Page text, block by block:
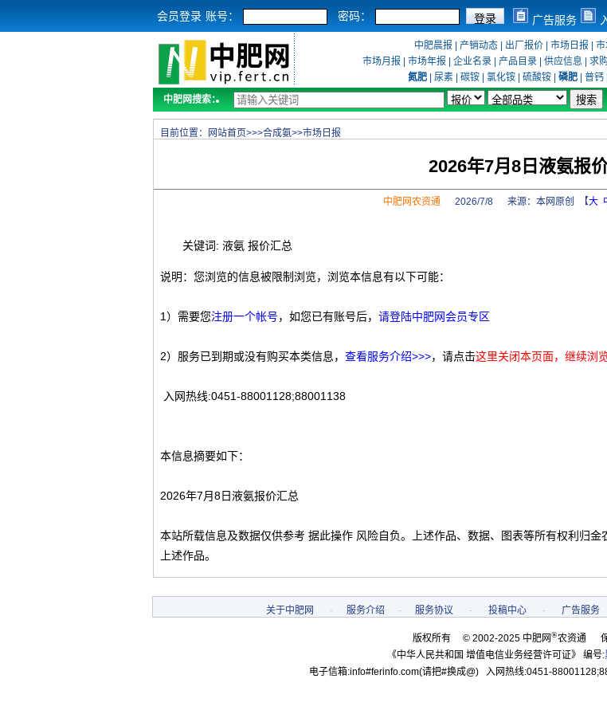
会员登录 账号： 密码： 广告服务
中肥晨报 产销动态| 出厂报价| 市场日报 市
市场月报
市场年报 企业名录 产品目录 供应信息 求
氮肥
尿素 碳铵 氯化铵 硫酸铵 磷肥 普钙
中肥网搜索：
目前位置： 网站首页>>>合成氨>>市场日报
2026年7月8日液氨报
中肥网农资通2026/7/8 来源： 本网原创 【大
关键词: 液氨 报价汇总
说明：您浏览的信息被限制浏览，浏览本信息有以下可能：
1）需要您注册一个帐号，如您已有账号后， 请登陆中肥网会员专区
2）服务已到期或没有购买本类信息， 查看服务介绍>>>，请点击这里关闭本页面，继续浏
入网热线:0451-88001128;88001138
本信息摘要如下：
2026年7月8日液氨报价汇总
本站所载信息及数据仅供参考 据此操作 风险自负。上述作品、数据、图表等所有权利归
上述作品。
关于中肥网 - 服务介绍 - 服务协议 - 投稿中心 - 广告服务
版权所有 © 2002-2025 中肥网®农资通 保
《中华人民共和国 增值电信业务经营许可证》 编号:
电子信箱:info#ferinfo.com(请把#换成@) 入网热线:0451-